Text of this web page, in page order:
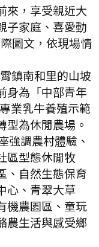
來，享受親近大
子家庭、喜愛動
圖文，依現場情
鎮南和里的山坡
身為「中部青年
業乳牛養殖示範
型為休閒農場。
強調農村體驗、
區型態休閒牧
、自然生態保育
心、青翠大草
機農園區、童玩
農生活與感受鄉